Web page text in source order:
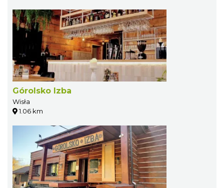
Górolsko Izba
Wisła
1.06 km